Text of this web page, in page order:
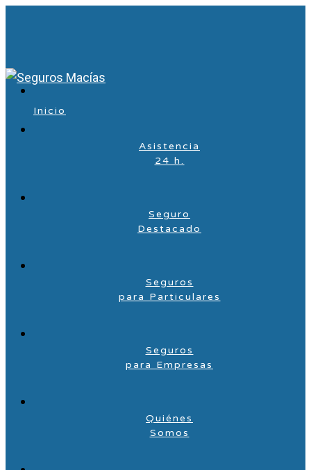
Inicio
Asistencia
24 h.
Seguro
Destacado
Seguros
para Particulares
Seguros
para Empresas
Quiénes
Somos